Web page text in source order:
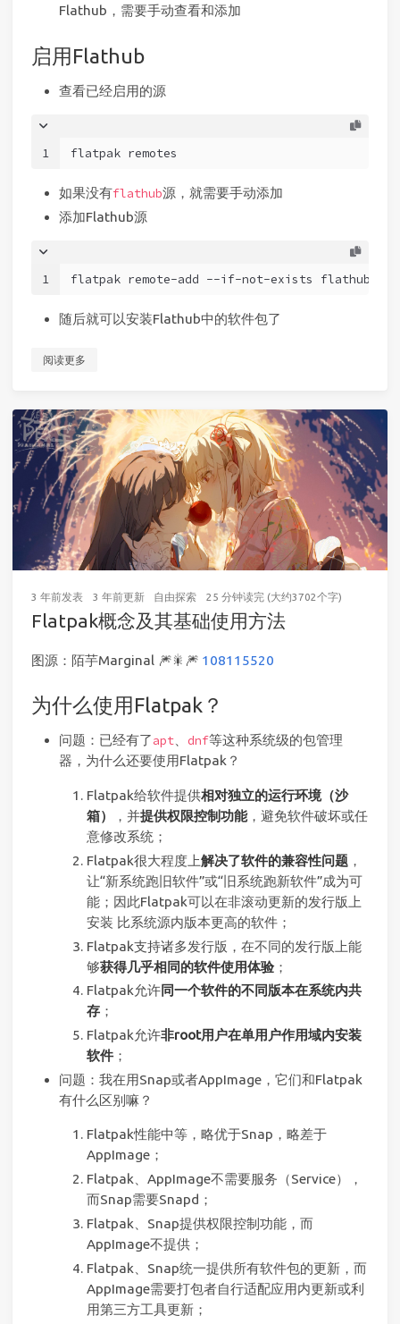
Flathub，需要手动查看和添加
启用Flathub
查看已经启用的源
1 flatpak remotes
如果没有flathub源，就需要手动添加
添加Flathub源
1 flatpak remote-add --if-not-exists flathub
随后就可以安装Flathub中的软件包了
阅读更多
3 年前发表 3 年前更新 自由探索 25 分钟读完 (大约3702个字)
Flatpak概念及其基础使用方法
图源：陌芋Marginal 🎆🎇🎆 108115520
为什么使用Flatpak？
问题：已经有了apt、 dnf等这种系统级的包管理
器，为什么还要使用Flatpak？
Flatpak给软件提供相对独立的运行环境（沙
箱）
，并提供权限控制功能，避免软件破坏或任
意修改系统；
Flatpak很大程度上解决了软件的兼容性问题，
让“新系统跑旧软件”或“旧系统跑新软件”成为可
能；因此Flatpak可以在非滚动更新的发行版上
安装 比系统源内版本更高的软件；
Flatpak支持诸多发行版，在不同的发行版上能
够获得几乎相同的软件使用体验；
Flatpak允许同一个软件的不同版本在系统内共
存；
Flatpak允许非root用户在单用户作用域内安装
软件；
问题：我在用Snap或者AppImage，它们和Flatpak
有什么区别嘛？
Flatpak性能中等，略优于Snap，略差于
AppImage；
Flatpak、AppImage不需要服务（Service），
而Snap需要Snapd；
Flatpak、Snap提供权限控制功能，而
AppImage不提供；
Flatpak、Snap统一提供所有软件包的更新，而
AppImage需要打包者自行适配应用内更新或利
用第三方工具更新；